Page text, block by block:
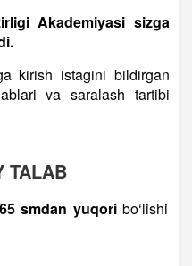
Akademiyasi sizga
kirish istagini bildirgan
va saralash tartibi
TALAB
smdan yuqoribo‘lishi